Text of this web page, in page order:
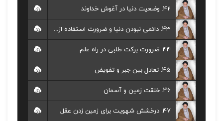
42. وضعیت دنیا در آغوش خداوند
43. دائمی نبودن دنیا و ضرورت استفاده از فرصت دنیا
44. ضرورت برکت طلبی در راه علم
45. تعادل بین جبر و تفویض
46. خلقت زمین و آسمان
47. درخشش شهویت برای زمین زدن عقل